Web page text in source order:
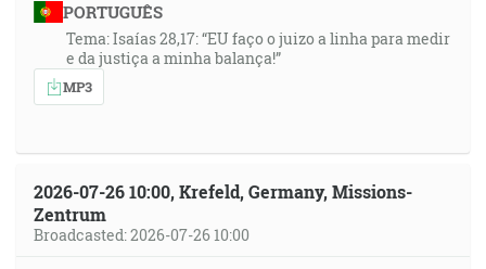
PORTUGUÊS
Tema: Isaías 28,17: “EU faço o juizo a linha para medir
e da justiça a minha balança!”
MP3
2026-07-26 10:00, Krefeld, Germany, Missions-
Zentrum
Broadcasted: 2026-07-26 10:00